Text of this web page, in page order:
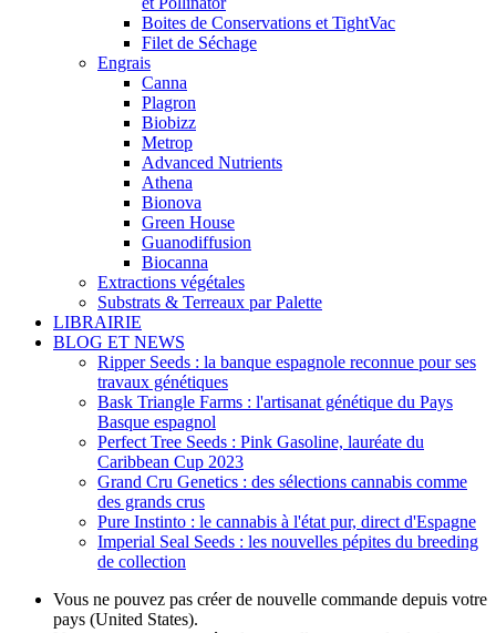
Boites de Conservations et TightVac
Filet de Séchage
Engrais
Canna
Plagron
Biobizz
Metrop
Advanced Nutrients
Athena
Bionova
Green House
Guanodiffusion
Biocanna
Extractions végétales
Substrats & Terreaux par Palette
LIBRAIRIE
BLOG ET NEWS
Ripper Seeds : la banque espagnole reconnue pour ses
travaux génétiques
Bask Triangle Farms : l'artisanat génétique du Pays
Basque espagnol
Perfect Tree Seeds : Pink Gasoline, lauréate du
Caribbean Cup 2023
Grand Cru Genetics : des sélections cannabis comme
des grands crus
Pure Instinto : le cannabis à l'état pur, direct d'Espagne
Imperial Seal Seeds : les nouvelles pépites du breeding
de collection
Vous ne pouvez pas créer de nouvelle commande depuis votre
pays (United States).